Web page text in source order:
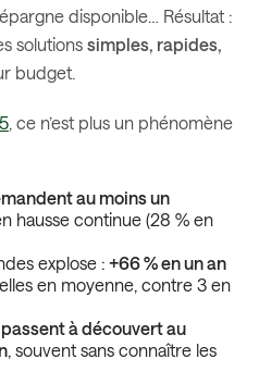
disponible… Résultat :
solutions simples, rapides,
budget.
, ce n’est plus un phénomène
au moins un
hausse continue (28 % en
explose : +66 % en un an
en moyenne, contre 3 en
à découvert au
, souvent sans connaître les